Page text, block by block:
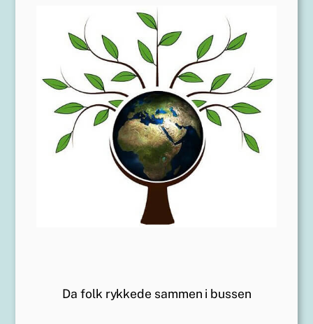
Da folk rykkede sammen i bussen